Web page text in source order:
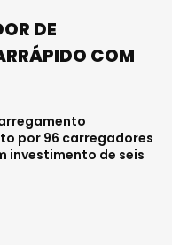
DE
COM
por 96 carregadores
investimento de seis